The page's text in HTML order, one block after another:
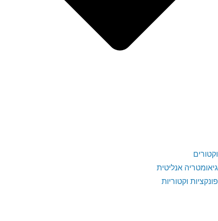
וקטורים
גיאומטריה אנליטית
פונקציות וקטוריות